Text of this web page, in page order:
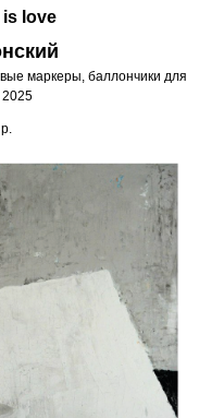
is love
маркеры, баллончики для
р.